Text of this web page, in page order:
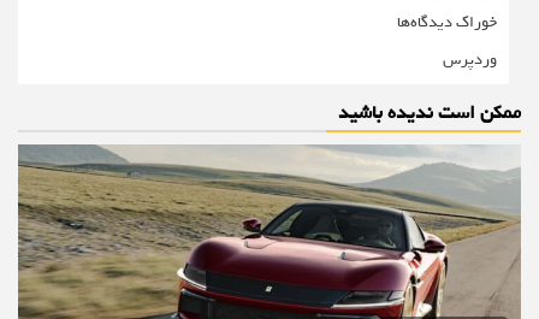
خوراک دیدگاه‌ها
وردپرس
ممکن است ندیده باشید